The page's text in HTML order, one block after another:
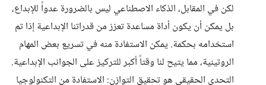
لكن في المقابل، الذكاء الاصطناعي ليس بالضرورة عدواً للإبداع،
بل يمكن أن يكون أداة مساعدة تعزز من قدراتنا الإبداعية إذا تم
استخدامه بحكمة. يمكن الاستفادة منه في تسريع بعض المهام
الروتينية، مما يتيح لنا وقتاً أكبر للتركيز على الجوانب الإبداعية.
التحدي الحقيقي هو تحقيق التوازن: الاستفادة من التكنولوجيا